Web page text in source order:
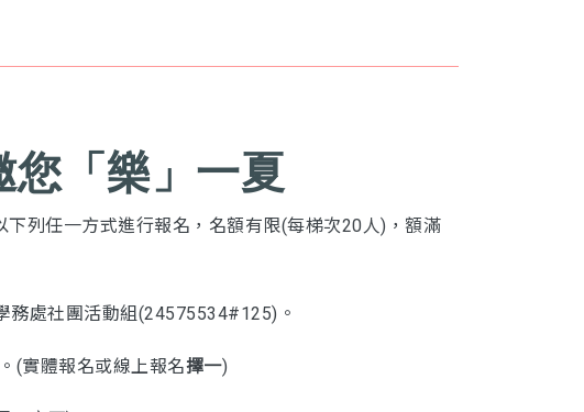
您「樂」一夏
列任一方式進行報名，名額有限(每梯次20人)，額滿
處社團活動組(24575534#125)。
體報名或線上報名擇一)